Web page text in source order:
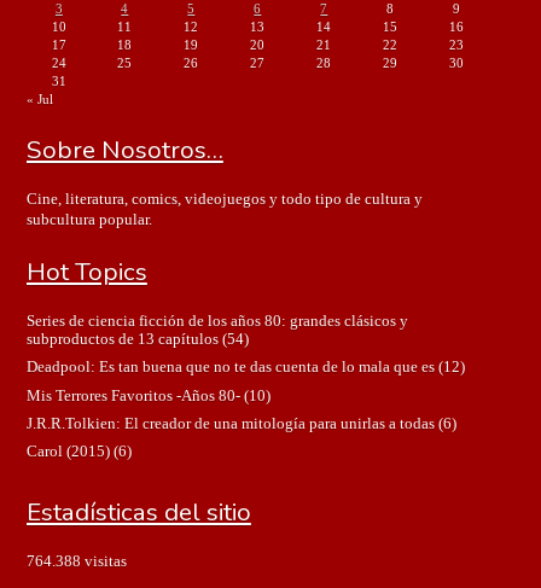
3
4 5 6 7 8
9
10
11 12 13 14 15
16
17
18 19 20 21 22
23
24
25 26 27 28 29
30
31
« Jul
Sobre Nosotros…
Cine, literatura, comics, videojuegos y todo tipo de cultura y
subcultura popular.
Hot Topics
Series de ciencia ficción de los años 80: grandes clásicos y
subproductos de 13 capítulos(54)
Deadpool: Es tan buena que no te das cuenta de lo mala que es(12)
Mis Terrores Favoritos -Años 80-(10)
J.R.R.Tolkien: El creador de una mitología para unirlas a todas(6)
Carol (2015)(6)
Estadísticas del sitio
764.388 visitas